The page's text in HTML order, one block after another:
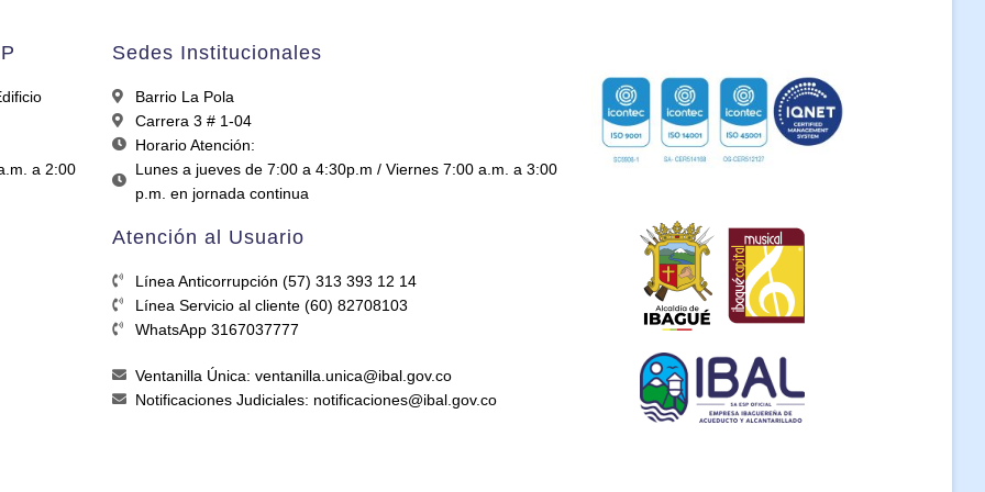
a 2:00
Sedes Institucionales
Barrio La Pola
Carrera 3 # 1-04
Horario Atención:
Lunes a jueves de 7:00 a 4:30p.m / Viernes 7:00 a.m. a 3:00
p.m. en jornada continua
Atención al Usuario
Línea Anticorrupción (57) 313 393 12 14
Línea Servicio al cliente (60) 82708103
WhatsApp 3167037777
Ventanilla Única: ventanilla.unica@ibal.gov.co
Notificaciones Judiciales: notificaciones@ibal.gov.co